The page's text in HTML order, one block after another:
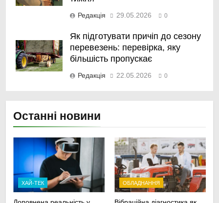
Редакція 29.05.2026 0
Як підготувати причіп до сезону
перевезень: перевірка, яку
більшість пропускає
Редакція 22.05.2026 0
Останні новини
ХАЙ-ТЕК ОБЛАДНАННЯ